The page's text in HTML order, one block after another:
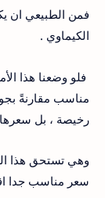
فمن الطبيعي ان
الكيماوي .
مناسب مقارنةً
رخيصة ، بل
وهي تستحق هذا
سعر مناسب جدا اقل من